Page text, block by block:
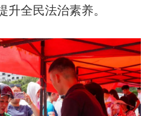
升全民法治素养。